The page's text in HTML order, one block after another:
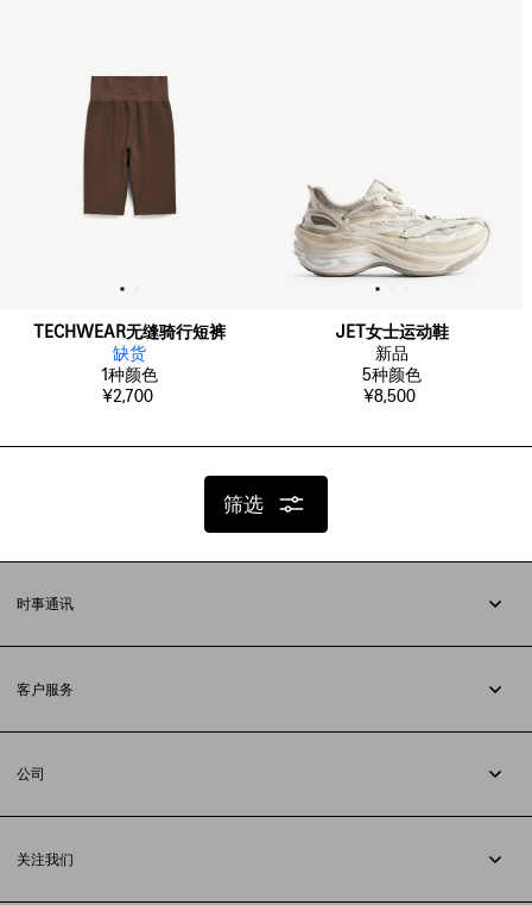
TECHWEAR无缝骑行短裤
缺货
1种颜色
¥2,700
JET女士运动鞋
新品
5种颜色
¥8,500
筛选
时事通讯
客户服务
配送方式
支付
常见问题解答
公司
法律问题
关注我们